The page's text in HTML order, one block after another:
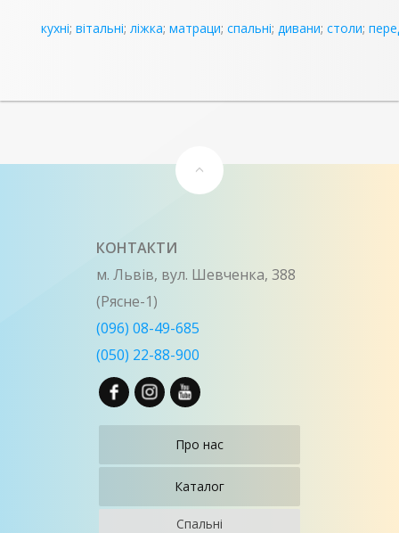
кухні;вітальні;ліжка;матраци;спальні;дивани;столи;
КОНТАКТИ
м. Львів, вул. Шевченка, 388
(Рясне-1)
(096) 08-49-685
(050) 22-88-900
Про нас
Каталог
Спальні